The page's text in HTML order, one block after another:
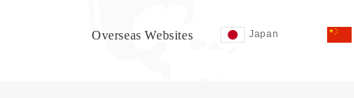
Overseas Websites Japan